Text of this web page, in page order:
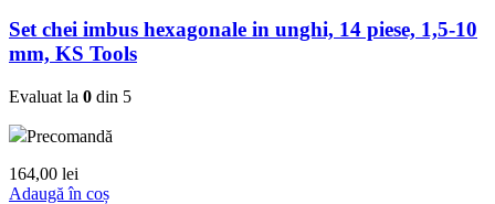
Set chei imbus hexagonale in unghi, 14 piese, 1,5-10
mm, KS Tools
Evaluat la 0 din 5
Precomandă
164,00 lei
Adaugă în coș